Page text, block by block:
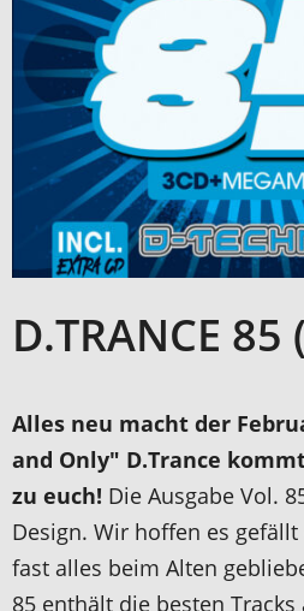
D.TRANCE 85
Alles neu macht der
and Only" D.Trance
zu euch! Die Ausgabe Vol.
Design. Wir hoffen es
fast alles beim Alten
85 enthält die besten